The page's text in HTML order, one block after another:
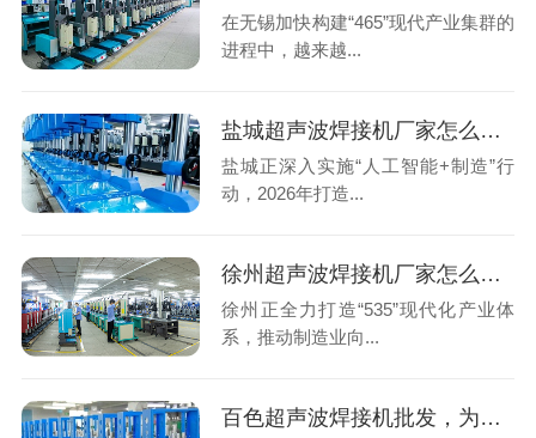
在无锡加快构建“465”现代产业集群的
进程中，越来越...
盐城超声波焊接机厂家怎么选？声峰超声波用实力说话
盐城正深入实施“人工智能+制造”行
动，2026年打造...
徐州超声波焊接机厂家怎么选？声峰超声波用实力说话
徐州正全力打造“535”现代化产业体
系，推动制造业向...
百色超声波焊接机批发，为什么要跳过本地中间商找广东源头工厂？